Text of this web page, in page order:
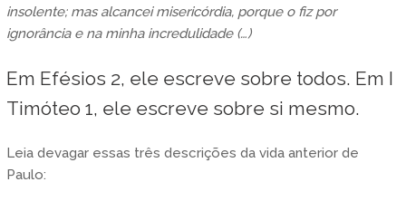
insolente; mas alcancei misericórdia, porque o fiz por
ignorância e na minha incredulidade (…)
Em Efésios 2, ele escreve sobre todos. Em I
Timóteo 1, ele escreve sobre si mesmo.
Leia devagar essas três descrições da vida anterior de
Paulo: